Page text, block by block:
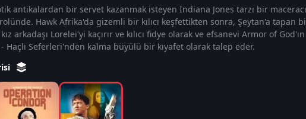
antikalardan bir servet kazanmak isteyen Indiana Jones tarzı bir maceracı
Hawk Afrika'da gizemli bir kılıcı keşfettikten sonra, Şeytan'a tapan
arkadaşı Lorelei'yi kaçırır ve kılıcı fidye olarak ve efsanevi Armor of God'ın
Haçlı Seferleri'nden kalma büyülü bir kıyafet olarak talep eder.